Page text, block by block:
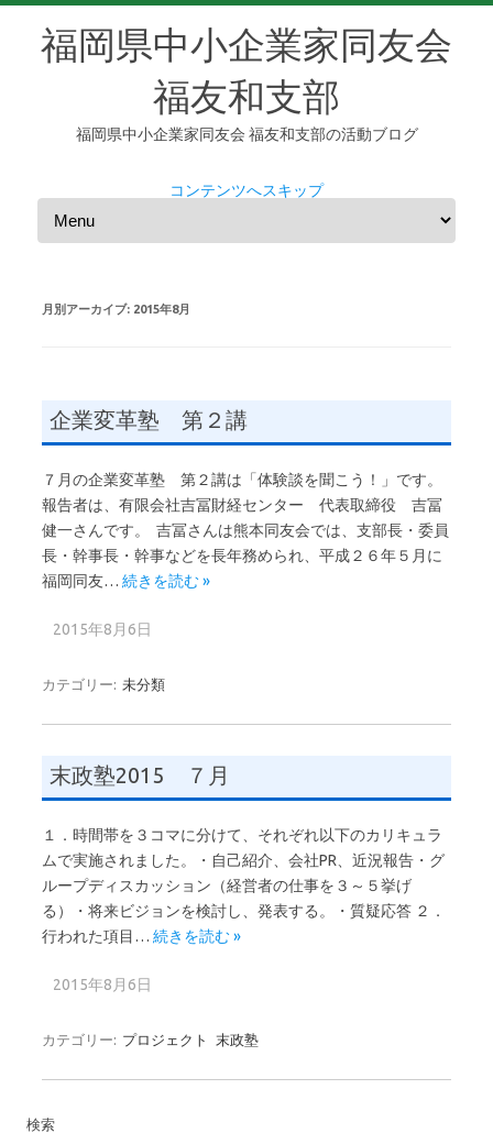
福岡県中小企業家同友会
福友和支部
福岡県中小企業家同友会 福友和支部の活動ブログ
コンテンツへスキップ
月別アーカイブ: 2015年8月
企業変革塾 第２講
７月の企業変革塾 第２講は「体験談を聞こう！」です。
報告者は、有限会社吉冨財経センター 代表取締役 吉冨
健一さんです。 吉冨さんは熊本同友会では、支部長・委員
長・幹事長・幹事などを長年務められ、平成２６年５月に
福岡同友… 続きを読む »
2015年8月6日
カテゴリー: 未分類
末政塾2015 ７月
１．時間帯を３コマに分けて、それぞれ以下のカリキュラ
ムで実施されました。・自己紹介、会社PR、近況報告・グ
ループディスカッション（経営者の仕事を３～５挙げ
る）・将来ビジョンを検討し、発表する。・質疑応答 ２．
行われた項目… 続きを読む »
2015年8月6日
カテゴリー: プロジェクト 末政塾
検索